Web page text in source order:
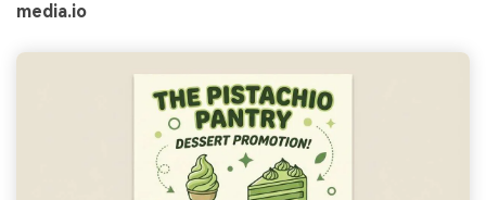
media.io